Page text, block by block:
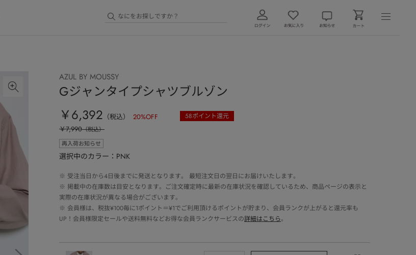
AZUL BY MOUSSY
Gジャンタイプシャツブルゾン
￥6,392 （税込） 20%OFF 58ポイント還元
￥7,990（税込）
再入荷お知らせ
選択中のカラー：PNK
※ 受注当日から4日後までに発送となります。 最短注文日の翌日にお届けいたします。
※ 掲載中の在庫数は目安となります。ご注文確定時に最新の在庫状況を確認しているため、商品ページの表示と
実際の在庫状況が異なる場合がございます。
※ 会員様は、税抜¥100毎に1ポイント＝¥1でご利用頂けるポイントが貯まり、会員ランクが上がると還元率も
UP！会員様限定セールや送料無料などお得な会員ランクサービスの詳細はこちら。